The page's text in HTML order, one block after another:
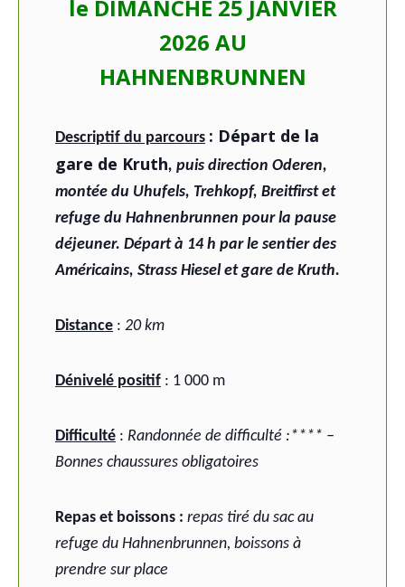
le DIMANCHE 25 JANVIER
2026 AU
HAHNENBRUNNEN
Descriptif du parcours : Départ de la
gare de Kruth, puis direction Oderen,
montée du Uhufels, Trehkopf, Breitfirst et
refuge du Hahnenbrunnen pour la pause
déjeuner. Départ à 14 h par le sentier des
Américains, Strass Hiesel et gare de Kruth.
Distance : 20 km
Dénivelé positif : 1 000 m
Difficulté : Randonnée de difficulté :**** –
Bonnes chaussures obligatoires
Repas et boissons : repas tiré du sac au
refuge du Hahnenbrunnen, boissons à
prendre sur place